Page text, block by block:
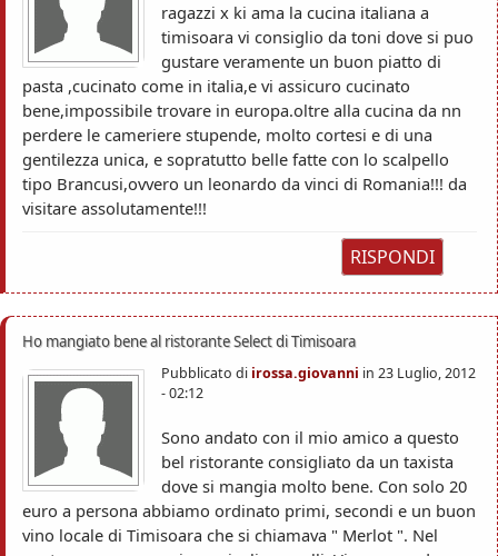
ragazzi x ki ama la cucina italiana a
timisoara vi consiglio da toni dove si puo
gustare veramente un buon piatto di
pasta ,cucinato come in italia,e vi assicuro cucinato
bene,impossibile trovare in europa.oltre alla cucina da nn
perdere le cameriere stupende, molto cortesi e di una
gentilezza unica, e sopratutto belle fatte con lo scalpello
tipo Brancusi,ovvero un leonardo da vinci di Romania!!! da
visitare assolutamente!!!
RISPONDI
Ho mangiato bene al ristorante Select di Timisoara
Pubblicato di irossa.giovanni in 23 Luglio, 2012
- 02:12
Sono andato con il mio amico a questo
bel ristorante consigliato da un taxista
dove si mangia molto bene. Con solo 20
euro a persona abbiamo ordinato primi, secondi e un buon
vino locale di Timisoara che si chiamava " Merlot ". Nel